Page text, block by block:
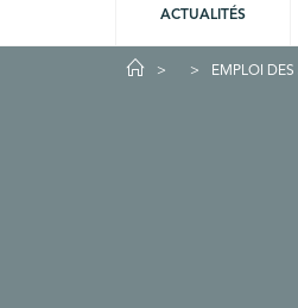
ACTUALITÉS
EMPLOI